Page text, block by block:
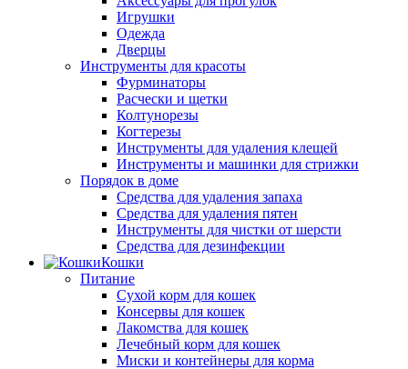
Игрушки
Одежда
Дверцы
Инструменты для красоты
Фурминаторы
Расчески и щетки
Колтунорезы
Когтерезы
Инструменты для удаления клещей
Инструменты и машинки для стрижки
Порядок в доме
Средства для удаления запаха
Средства для удаления пятен
Инструменты для чистки от шерсти
Средства для дезинфекции
Кошки
Питание
Сухой корм для кошек
Консервы для кошек
Лакомства для кошек
Лечебный корм для кошек
Миски и контейнеры для корма